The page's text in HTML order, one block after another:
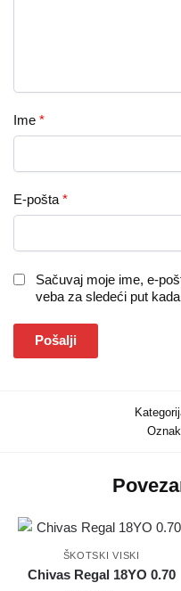
Ime *
E-pošta*
Sačuvaj moje ime, e-
veba za sledeći put
ŠKOTSKI VISKI
Chivas Regal 18YO 0.70